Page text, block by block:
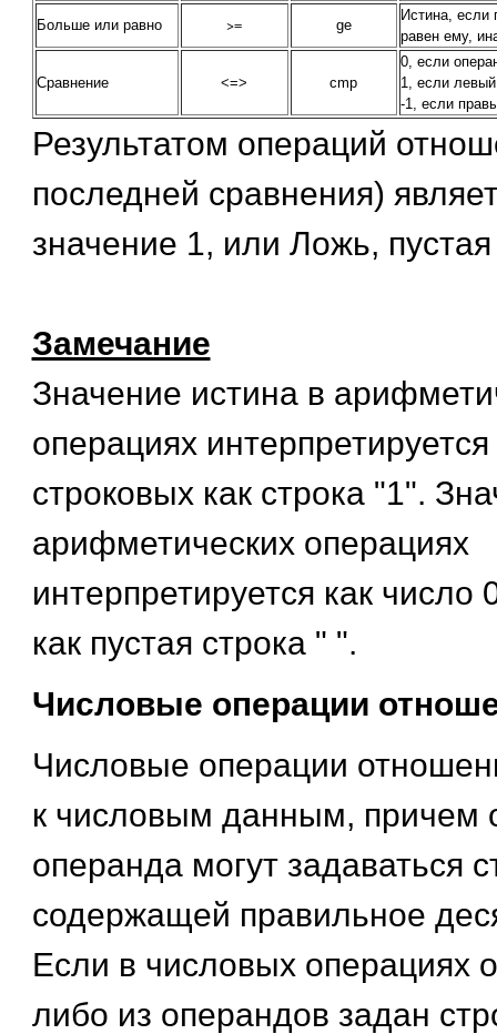
Больше или равно >= ge
Истина, если
равен ему,
Сравнение <=> cmp
0, если
1, если
-1, если
Результатом операций
последней сравнения)
значение 1, или Ложь,
Замечание
Значение истина в
операциях
строковых как строка "1".
арифметических операциях
интерпретируется как число
как пустая строка " ".
Числовые операции
Числовые операции
к числовым данным, причем
операнда могут задаваться
содержащей правильное
Если в числовых операциях
либо из операндов задан